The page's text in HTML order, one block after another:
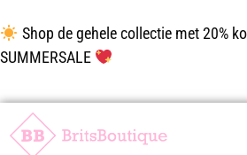
Shop de gehele collectie met 20%
SUMMERSALE